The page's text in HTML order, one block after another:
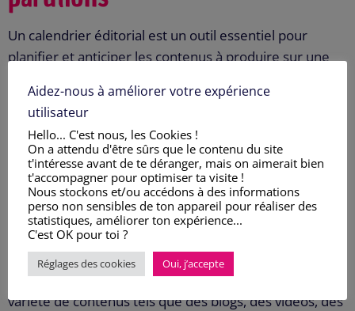
Un calendrier éditorial est un outil essentiel pour
planifier et anticiper les contenus à produire sur une
ou dépassé par le manque de temps. Cette
planification efficace permet une publication régulière
et cohérente de contenu tout en optimisant votre
référencement (SEO) et l’engagement de votre public.
Pour commencer, il est important d’établir vos
objectifs et de connaître votre public cible en
comprenant leurs attentes vis-à-vis de votre contenu.
Ensuite, planifiez à l’avance votre calendrier éditorial en
incluant les dates et les sujets, afin d’assurer une
variété de contenus tels que des blogs, des vidéos, des
Aidez-nous à améliorer votre expérience
utilisateur
Hello... C'est nous, les Cookies !
On a attendu d'être sûrs que le contenu du site
t'intéresse avant de te déranger, mais on aimerait bien
t'accompagner pour optimiser ta visite !
Nous stockons et/ou accédons à des informations
perso non sensibles de ton appareil pour réaliser des
statistiques, améliorer ton expérience...
C'est OK pour toi ?
Réglages des cookies Oui, j’accepte